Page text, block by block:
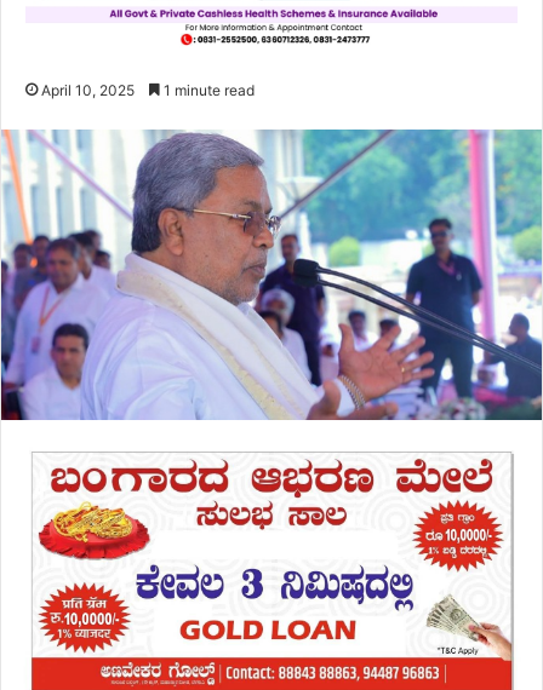
April 10, 2025 1 minute read